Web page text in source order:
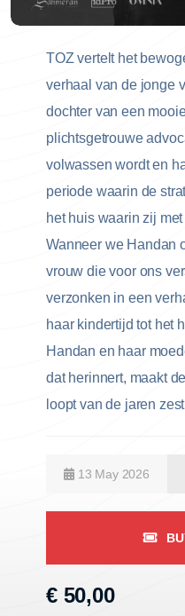
TOZ vertelt het
verhaal van de jonge
dochter van een
plichtsgetrouwe
volwassen wordt en
periode waarin de
het huis waarin zij
Wanneer we Handan
vrouw die voor ons
verzonken in een
haar kindertijd tot het
Handan en haar
dat herinnert, maakt
loopt van de jaren
13 May 2026
€ 50,00